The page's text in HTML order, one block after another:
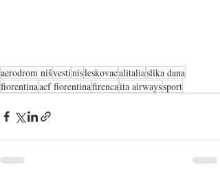
aerodrom nišvestinisleskovacalitaliaslika dana
fiorentinaacf fiorentinafirencaita airwayssport